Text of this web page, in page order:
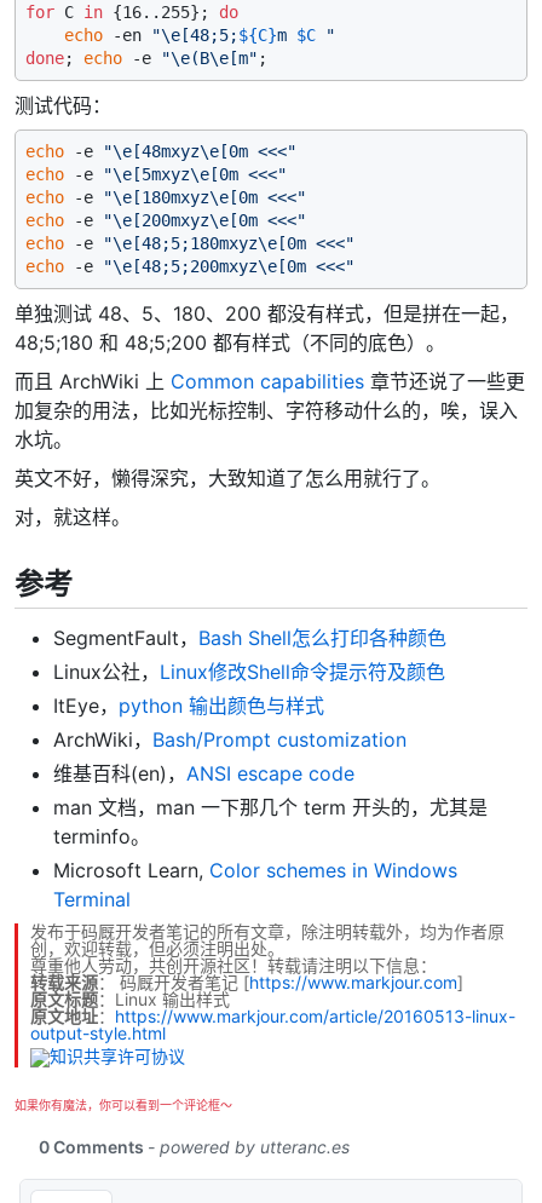
for C in {16..255}; do
echo -en "\e[48;5;${C}m $C "
done; echo -e "\e(B\e[m"
测试代码：
echo -e
"\e[48mxyz\e[0m <<<"
echo -e
"\e[5mxyz\e[0m <<<"
echo -e
"\e[180mxyz\e[0m <<<"
echo -e
"\e[200mxyz\e[0m <<<"
echo -e
"\e[48;5;180mxyz\e[0m <<<"
echo -e "\e[48;5;200mxyz\e[0m <<<"
单独测试 48、5、180、200 都没有样式，但是拼在一起，
48;5;180 和 48;5;200 都有样式（不同的底色）。
而且 ArchWiki 上 Common capabilities 章节还说了一些更
加复杂的用法，比如光标控制、字符移动什么的，唉，误入
水坑。
英文不好，懒得深究，大致知道了怎么用就行了。
对，就这样。
参考
SegmentFault， Bash Shell怎么打印各种颜色
Linux公社， Linux修改Shell命令提示符及颜色
ItEye， python 输出颜色与样式
ArchWiki， Bash/Prompt customization
维基百科(en)， ANSI escape code
man 文档，man 一下那几个 term 开头的，尤其是
terminfo。
Microsoft Learn, Color schemes in Windows
Terminal
发布于码厩开发者笔记的所有文章，除注明转载外，均为作者原
创，欢迎转载，但必须注明出处。
尊重他人劳动，共创开源社区！转载请注明以下信息：
转载来源： 码厩开发者笔记 [https://www.markjour.com]
原文标题：Linux 输出样式
原文地址： https://www.markjour.com/article/20160513-linux-
output-style.html
如果你有魔法，你可以看到一个评论框～